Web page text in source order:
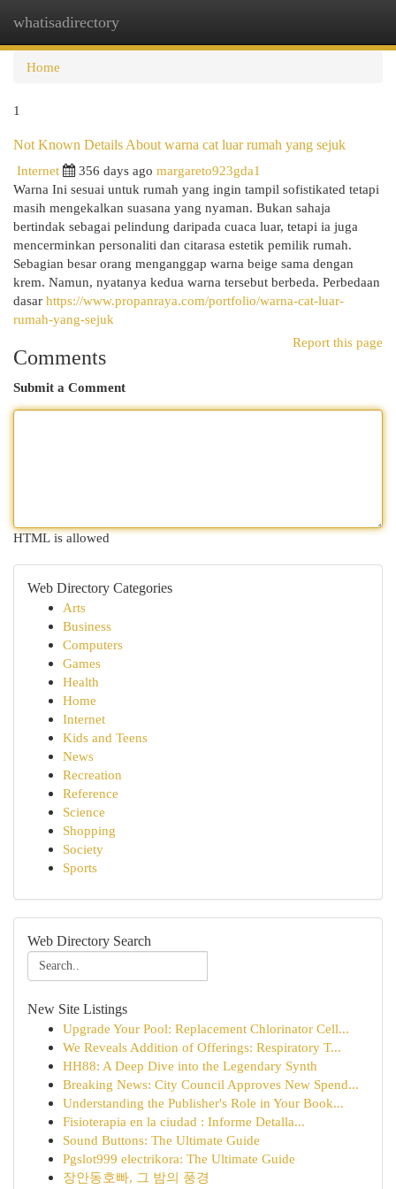
whatisadirectory
Home
1
Not Known Details About warna cat luar rumah yang sejuk
Internet
356 days ago margareto923gda1
Warna Ini sesuai untuk rumah yang ingin tampil sofistikated tetapi
masih mengekalkan suasana yang nyaman. Bukan sahaja
bertindak sebagai pelindung daripada cuaca luar, tetapi ia juga
mencerminkan personaliti dan citarasa estetik pemilik rumah.
Sebagian besar orang menganggap warna beige sama dengan
krem. Namun, nyatanya kedua warna tersebut berbeda. Perbedaan
dasar https://www.propanraya.com/portfolio/warna-cat-luar-
rumah-yang-sejuk
Report this page
Comments
Submit a Comment
HTML is allowed
Web Directory Categories
Arts
Business
Computers
Games
Health
Home
Internet
Kids and Teens
News
Recreation
Reference
Science
Shopping
Society
Sports
Web Directory Search
New Site Listings
Upgrade Your Pool: Replacement Chlorinator Cell...
We Reveals Addition of Offerings: Respiratory T...
HH88: A Deep Dive into the Legendary Synth
Breaking News: City Council Approves New Spend...
Understanding the Publisher's Role in Your Book...
Fisioterapia en la ciudad : Informe Detalla...
Sound Buttons: The Ultimate Guide
Pgslot999 electrikora: The Ultimate Guide
장안동호빠, 그 밤의 풍경